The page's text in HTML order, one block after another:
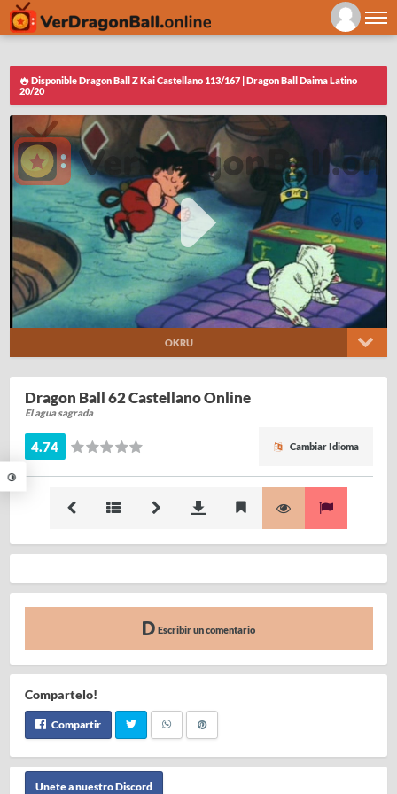
Disponible Dragon Ball Z Kai Castellano 113/167 | Dragon Ball Daima Latino
20/20
OKRU
Dragon Ball 62 Castellano Online
El agua sagrada
4.74 Cambiar Idioma
Escribir un comentario
Compartelo!
Compartir
Unete a nuestro Discord